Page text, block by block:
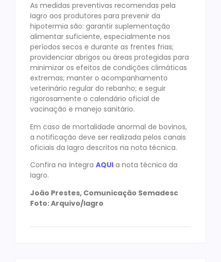
As medidas preventivas recomendas pela
Iagro aos produtores para prevenir da
hipotermia são: garantir suplementação
alimentar suficiente, especialmente nos
períodos secos e durante as frentes frias;
providenciar abrigos ou áreas protegidas para
minimizar os efeitos de condições climáticas
extremas; manter o acompanhamento
veterinário regular do rebanho; e seguir
rigorosamente o calendário oficial de
vacinação e manejo sanitário.
Em caso de mortalidade anormal de bovinos,
a notificação deve ser realizada pelos canais
oficiais da Iagro descritos na nota técnica.
Confira na íntegra AQUI a nota técnica da
Iagro.
João Prestes, Comunicação Semadesc
Foto: Arquivo/Iagro